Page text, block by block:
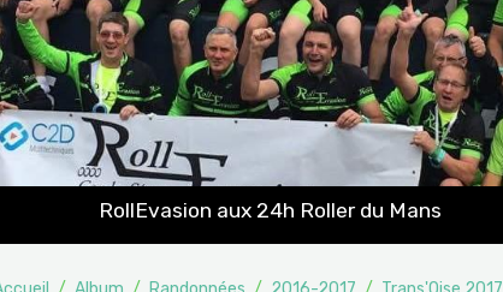
RollEvasion aux 24h Roller du Mans